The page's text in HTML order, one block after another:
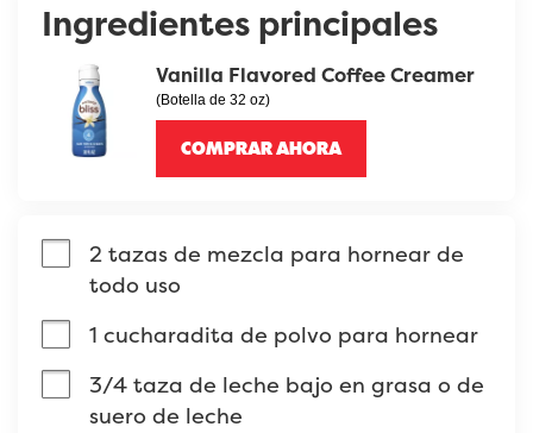
Ingredientes principales
Vanilla Flavored Coffee Creamer
(Botella de 32 oz)
COMPRAR AHORA
2 tazas de mezcla para hornear de
todo uso
1 cucharadita de polvo para hornear
3/4 taza de leche bajo en grasa o de
suero de leche